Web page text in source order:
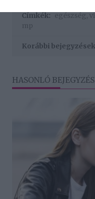
Címkék: egészség
mp
Korábbi bejegyzések
HASONLÓ